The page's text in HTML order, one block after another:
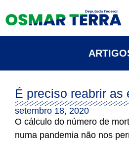
É preciso reabrir as
setembro 18, 2020
O cálculo do número de
numa pandemia não nos